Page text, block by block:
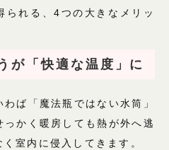
られる、4つの大きなメリッ
が「快適な温度」に
ば「魔法瓶ではない水筒」
かく暖房しても熱が外へ逃
室内に侵入してきます。